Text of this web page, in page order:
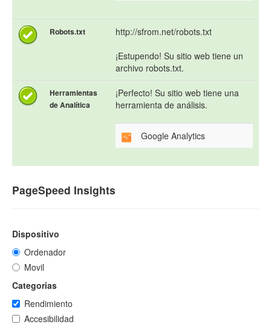
Robots.txt
http://sfrom.net/robots.txt
¡Estupendo! Su sitio web tiene un
archivo robots.txt.
Herramientas
de Analítica
¡Perfecto! Su sitio web tiene una
herramienta de análisis.
Google Analytics
PageSpeed Insights
Dispositivo
Ordenador
Movil
Categorias
Rendimiento
Accesibilidad